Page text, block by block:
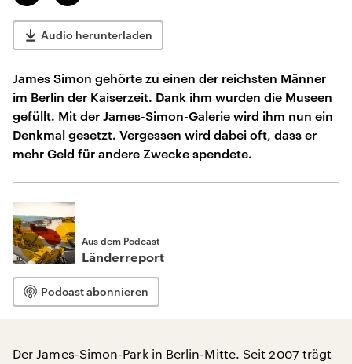
Audio herunterladen
James Simon gehörte zu einen der reichsten Männer
im Berlin der Kaiserzeit. Dank ihm wurden die Museen
gefüllt. Mit der James-Simon-Galerie wird ihm nun ein
Denkmal gesetzt. Vergessen wird dabei oft, dass er
mehr Geld für andere Zwecke spendete.
Aus dem Podcast
Länderreport
Podcast abonnieren
Der James-Simon-Park in Berlin-Mitte. Seit 2007 trägt